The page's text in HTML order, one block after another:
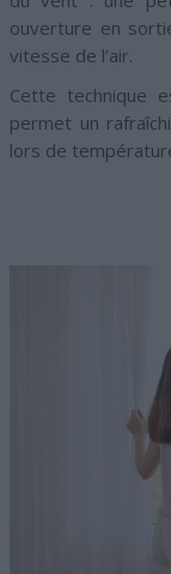
ouverture en
vitesse de l’air.
Cette technique
permet un
lors de